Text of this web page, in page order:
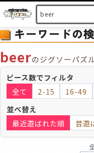
HOME
ピース数 2～15
モザイク モザイクのみ
キーワードの
beerのジグソーパズ
ピース数でフィルタ
全て
2-15 16-49
並べ替え
最近遊ばれた順
昔遊